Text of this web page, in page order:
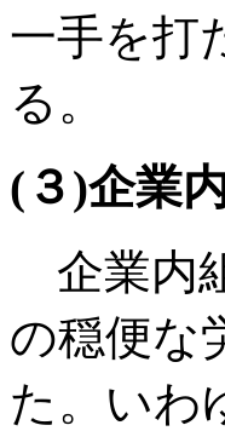
一手を打
る。
(３)企業
企業内
の穏便な
た。いわ